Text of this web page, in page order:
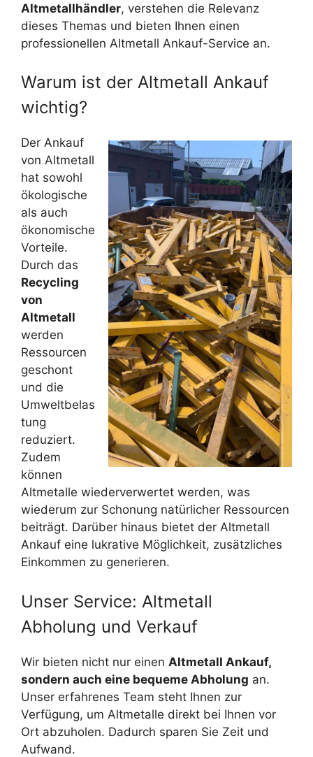
Altmetallhändler, verstehen die Relevanz
dieses Themas und bieten Ihnen einen
professionellen Altmetall Ankauf-Service an.
Warum ist der Altmetall Ankauf
wichtig?
Der Ankauf
von Altmetall
hat sowohl
ökologische
als auch
ökonomische
Vorteile.
Durch das
Recycling
von
Altmetall
werden
Ressourcen
geschont
und die
Umweltbelas
tung
reduziert.
Zudem
können
Altmetalle wiederverwertet werden, was
wiederum zur Schonung natürlicher Ressourcen
beiträgt. Darüber hinaus bietet der Altmetall
Ankauf eine lukrative Möglichkeit, zusätzliches
Einkommen zu generieren.
Unser Service: Altmetall
Abholung und Verkauf
Wir bieten nicht nur einen Altmetall Ankauf,
sondern auch eine bequeme Abholung an.
Unser erfahrenes Team steht Ihnen zur
Verfügung, um Altmetalle direkt bei Ihnen vor
Ort abzuholen. Dadurch sparen Sie Zeit und
Aufwand.